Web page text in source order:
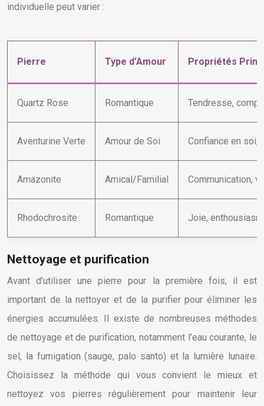
individuelle peut varier :
Pierre Type d’Amour Propriétés
Quartz Rose Romantique Tendresse,
Aventurine Verte Amour de Soi Confiance en soi,
Amazonite Amical/Familial Communication,
Rhodochrosite Romantique Joie,
Nettoyage et purification
Avant d’utiliser une pierre pour la première fois, il est
important de la nettoyer et de la purifier pour éliminer les
énergies accumulées. Il existe de nombreuses méthodes
de nettoyage et de purification, notamment l’eau courante, le
sel, la fumigation (sauge, palo santo) et la lumière lunaire.
Choisissez la méthode qui vous convient le mieux et
nettoyez vos pierres régulièrement pour maintenir leur